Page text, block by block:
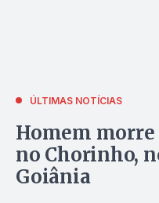
ÚLTIMAS NOTÍCIAS
Homem morre
no Chorinho,
Goiânia